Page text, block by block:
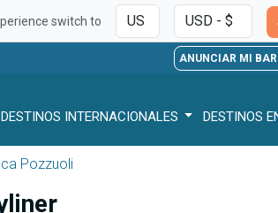
switch to
ANUNCIAR MI
DESTINOS INTERNACIONALES DESTINOS
Pozzuoli